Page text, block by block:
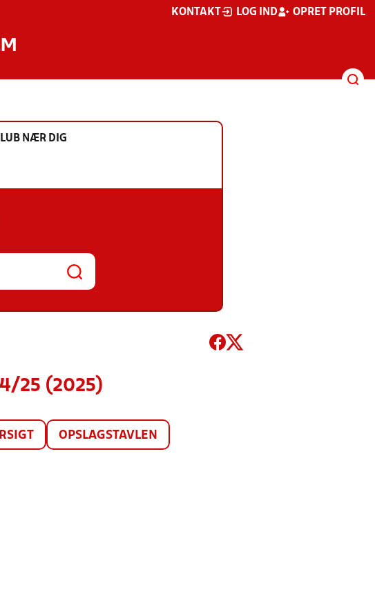
KONTAKT LOG IND OPRET PROFIL
NÆR DIG
25 (2025)
OPSLAGSTAVLEN